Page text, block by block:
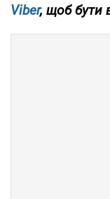
Viber, щоб бути